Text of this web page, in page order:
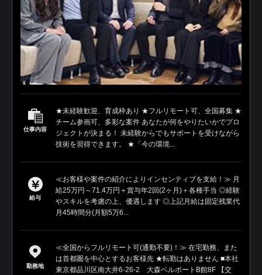
仕事内容
★未経験歓迎、育成枠あり ★フルリモート可、全国募集 ★
チーム参画可、多彩な案件 あなたが何をやりたいかでプロ
ジェクトが決まる！ 未経験からでもサポートを受けながら
技術を習得できます。 ★「今の環境...
給与
≪お客様や案件の紹介によりインセンティブを支給！≫ 月
給25万円～71.4万円＋賞与年2回(2ヶ月)＋各種手当 ◎経験
やスキルを考慮の上、優遇します ◎上記月給は固定残業代
月45時間分(月額5万6...
勤務地
≪全国からフルリモート可(通勤不要)！≫ 在宅勤務、また
は首都圏を中心とするお客様先 ★転勤はありません ■本社
東京都品川区南大井6-26-2 大森ベルポートB館8F 【交